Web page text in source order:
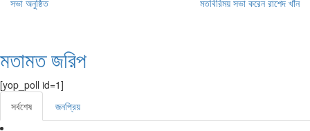
সভা অনুষ্ঠিত
মতবিরিময় সভা করেন রাশেদ খাঁন
মতামত জরিপ
[yop_poll id=1]
সর্বশেষ
জনপ্রিয়